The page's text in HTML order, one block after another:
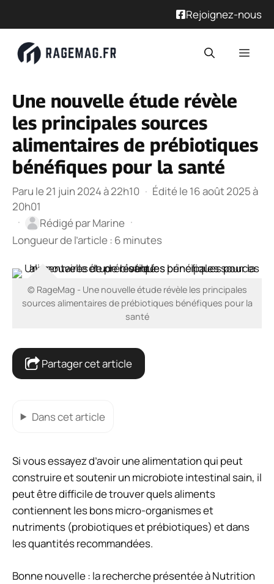
Rejoignez-nous
Une nouvelle étude révèle
les principales sources
alimentaires de prébiotiques
bénéfiques pour la santé
Paru le 21 juin 2024 à 22h10 · Édité le 16 août 2025 à
20h01
·
Rédigé parMarine ·
Longueur de l’article : 6 minutes
© RageMag - Une nouvelle étude révèle les principales
sources alimentaires de prébiotiques bénéfiques pour la
santé
Partager cet article
Dans cet article
Si vous essayez d’avoir une alimentation qui peut
construire et soutenir un microbiote intestinal sain, il
peut être difficile de trouver quels aliments
contiennent les bons micro-organismes et
nutriments (probiotiques et prébiotiques) et dans
les quantités recommandées.
Bonne nouvelle : la recherche présentée à Nutrition